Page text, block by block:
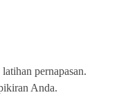
pernapasan.
Anda.